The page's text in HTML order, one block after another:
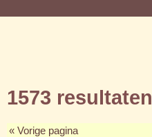
1573 resultaten
« Vorige pagina